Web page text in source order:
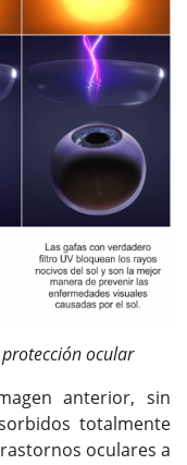
ocular
anterior, sin
totalmente
oculares a